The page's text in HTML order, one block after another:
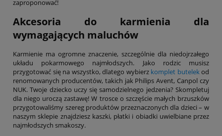
zaproponować!
Akcesoria do karmienia dla
wymagających maluchów
Karmienie ma ogromne znaczenie, szczególnie dla niedojrzałego
układu pokarmowego najmłodszych. Jako rodzic musisz
przygotować się na wszystko, dlatego wybierz komplet butelekod
renomowanych producentów, takich jak Philips Avent, Canpol czy
NUK. Twoje dziecko uczy się samodzielnego jedzenia? Skompletuj
dla niego uroczą zastawę! W trosce o szczęście małych brzuszków
przygotowaliśmy szereg produktów przeznaczonych dla dzieci – w
naszym sklepie znajdziesz kaszki, płatki i obiadki uwielbiane przez
najmłodszych smakoszy.